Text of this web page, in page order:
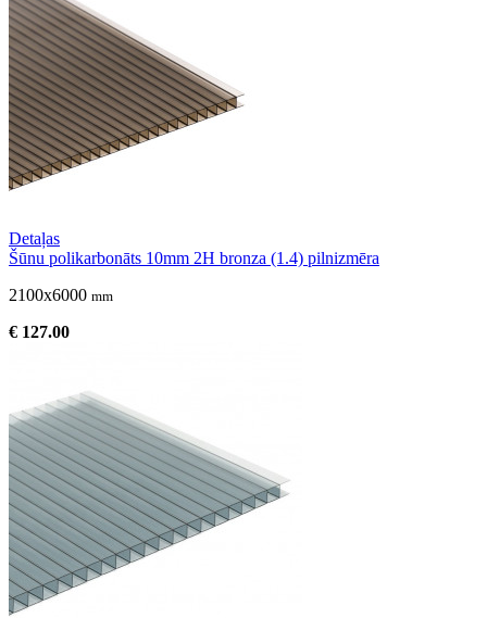
Detaļas
Šūnu polikarbonāts 10mm 2H bronza (1.4) pilnizmēra
2100x6000 mm
€ 127.00